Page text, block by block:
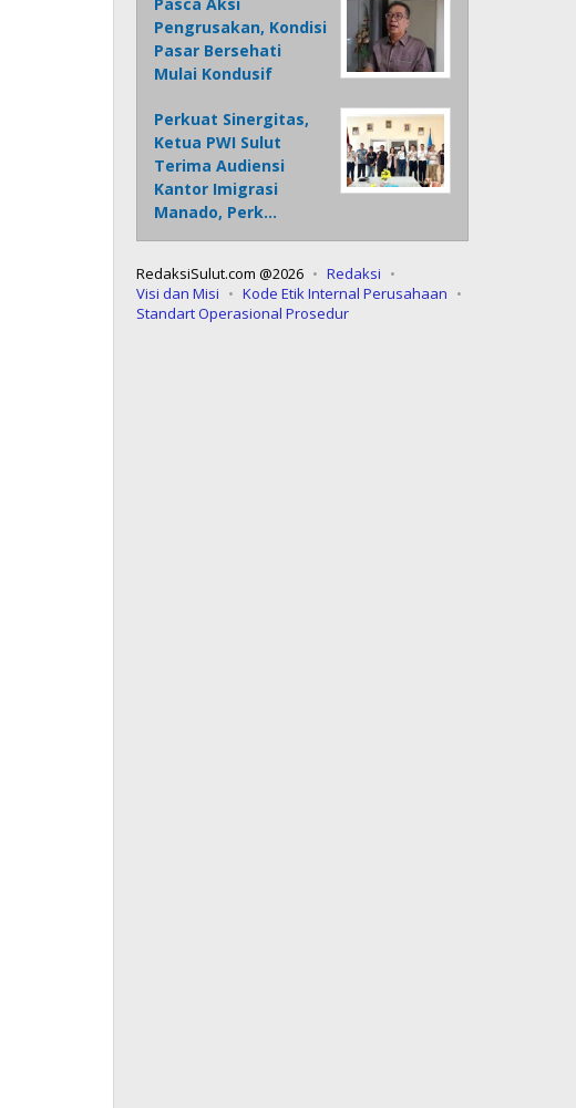
Pengrusakan, Kondisi
Pasar Bersehati
Mulai Kondusif
Perkuat Sinergitas,
Ketua PWI Sulut
Terima Audiensi
Kantor Imigrasi
Manado, Perk…
RedaksiSulut.com @2026
Redaksi
Visi dan Misi
Kode Etik Internal Perusahaan
Standart Operasional Prosedur